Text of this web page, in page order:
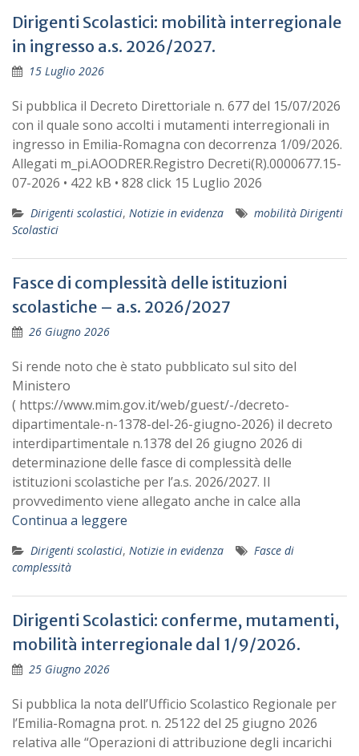
Dirigenti Scolastici: mobilità interregionale
in ingresso a.s. 2026/2027.
15 Luglio 2026
Si pubblica il Decreto Direttoriale n. 677 del 15/07/2026
con il quale sono accolti i mutamenti interregionali in
ingresso in Emilia-Romagna con decorrenza 1/09/2026.
Allegati m_pi.AOODRER.Registro Decreti(R).0000677.15-
07-2026 • 422 kB • 828 click 15 Luglio 2026
Dirigenti scolastici, Notizie in evidenza
mobilità Dirigenti
Scolastici
Fasce di complessità delle istituzioni
scolastiche – a.s. 2026/2027
26 Giugno 2026
Si rende noto che è stato pubblicato sul sito del
Ministero
( https://www.mim.gov.it/web/guest/-/decreto-
dipartimentale-n-1378-del-26-giugno-2026) il decreto
interdipartimentale n.1378 del 26 giugno 2026 di
determinazione delle fasce di complessità delle
istituzioni scolastiche per l’a.s. 2026/2027. Il
provvedimento viene allegato anche in calce alla
Continua a leggere
Dirigenti scolastici, Notizie in evidenza
Fasce di
complessità
Dirigenti Scolastici: conferme, mutamenti,
mobilità interregionale dal 1/9/2026.
25 Giugno 2026
Si pubblica la nota dell’Ufficio Scolastico Regionale per
l’Emilia-Romagna prot. n. 25122 del 25 giugno 2026
relativa alle “Operazioni di attribuzione degli incarichi